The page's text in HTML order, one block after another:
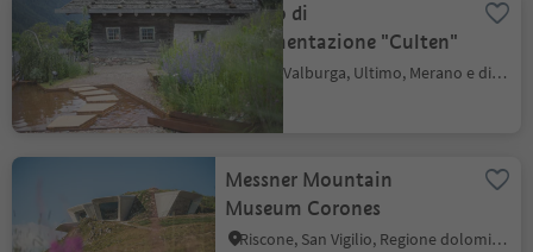
Centro di
documentazione "Culten"
Santa Valburga, Ultimo, Merano e dintorni
Messner Mountain
Museum Corones
Riscone, San Vigilio, Regione dolomitica Plan de Corones